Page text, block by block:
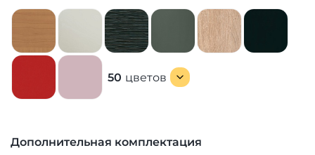
50 цветов
Дополнительная комплектация